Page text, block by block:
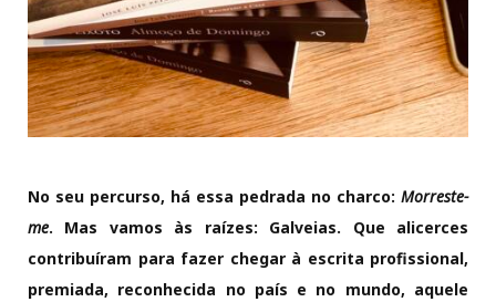
No seu percurso, há essa pedrada no charco: Morreste-
me. Mas vamos às raízes: Galveias. Que alicerces
contribuíram para fazer chegar à escrita profissional,
premiada, reconhecida no país e no mundo, aquele